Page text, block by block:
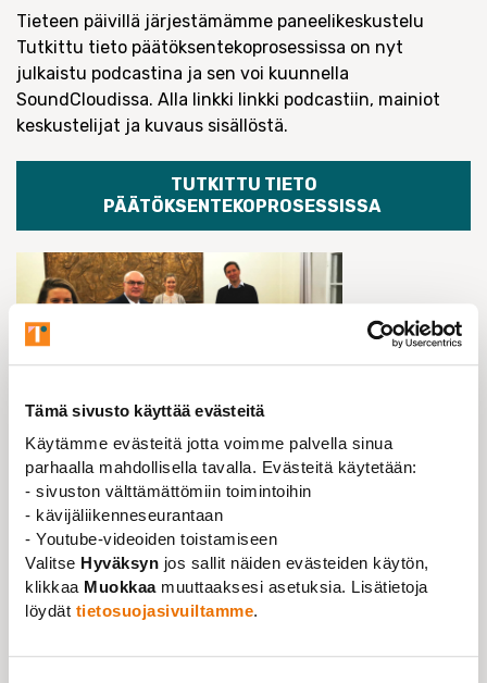
Tämä sivusto käyttää evästeitä
Käytämme evästeitä jotta voimme palvella sinua
parhaalla mahdollisella tavalla. Evästeitä käytetään:
- sivuston välttämättömiin toimintoihin
- kävijäliikenneseurantaan
- Youtube-videoiden toistamiseen
Valitse Hyväksyn jos sallit näiden evästeiden käytön,
klikkaa Muokkaamuuttaaksesi asetuksia. Lisätietoja
löydät tietosuojasivuiltamme.
Tieteen päivillä järjestämämme paneelikeskustelu
Tutkittu tieto päätöksentekoprosessissa on nyt
julkaistu podcastina ja sen voi kuunnella
SoundCloudissa. Alla linkki linkki podcastiin, mainiot
keskustelijat ja kuvaus sisällöstä.
TUTKITTU TIETO
PÄÄTÖKSENTEKOPROSESSISSA
Suomessa tutkijoiden osuus laajapohjaisissa
valmistelutyöryhmissä on vähentynyt ja heidän
asemansa niissä on heikentynyt 2010-luvun kuluessa.
Onko tutkitun tiedon rooli päätöksenteossa muuttunut;
osaavatko päättäjät riittävästi hyödyntää tutkittua
tietoa ja tutkijoiden erikoisosaamista
päätöksentekoprosesseissa? Miten taataan